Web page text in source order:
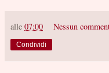
alle 07:00 Nessun
Condividi